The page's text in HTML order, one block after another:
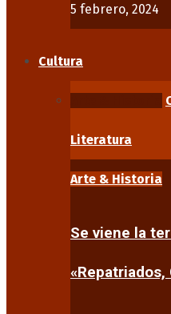
5 febrero, 2024
Cultura
Literatura
Arte & Historia
Se viene la
«Repatriados,